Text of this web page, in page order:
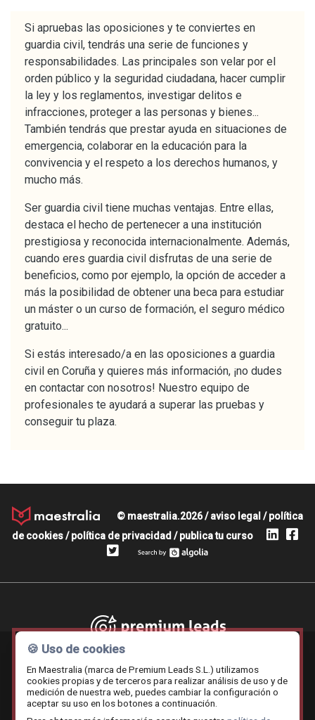
Si apruebas las oposiciones y te conviertes en
guardia civil, tendrás una serie de funciones y
responsabilidades. Las principales son velar por el
orden público y la seguridad ciudadana, hacer cumplir
la ley y los reglamentos, investigar delitos e
infracciones, proteger a las personas y bienes...
También tendrás que prestar ayuda en situaciones de
emergencia, colaborar en la educación para la
convivencia y el respeto a los derechos humanos, y
mucho más.
Ser guardia civil tiene muchas ventajas. Entre ellas,
destaca el hecho de pertenecer a una institución
prestigiosa y reconocida internacionalmente. Además,
cuando eres guardia civil disfrutas de una serie de
beneficios, como por ejemplo, la opción de acceder a
más la posibilidad de obtener una beca para estudiar
un máster o un curso de formación, el seguro médico
gratuito...
Si estás interesado/a en las oposiciones a guardia
civil en Coruña y quieres más información, ¡no dudes
en contactar con nosotros! Nuestro equipo de
profesionales te ayudará a superar las pruebas y
conseguir tu plaza.
© maestralia.2026 /aviso legal /política
de cookies/política de privacidad /publica tu curso
Premium leads
Contratar.online Beemy.es
🍪 Uso de cookies
En Maestralia (marca de Premium Leads S.L.) utilizamos
cookies propias y de terceros para realizar análisis de uso y de
medición de nuestra web, puedes cambiar la configuración o
aceptar su uso en los botones a continuación.